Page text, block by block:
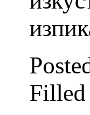
Filled